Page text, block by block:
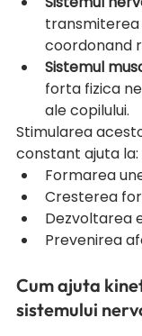
transmiterea
coordonand
Sistemul
forta fizica
ale copilului.
Stimularea
constant ajuta la:
Formarea
Cresterea
Dezvoltarea
Prevenirea
Cum ajuta
sistemului